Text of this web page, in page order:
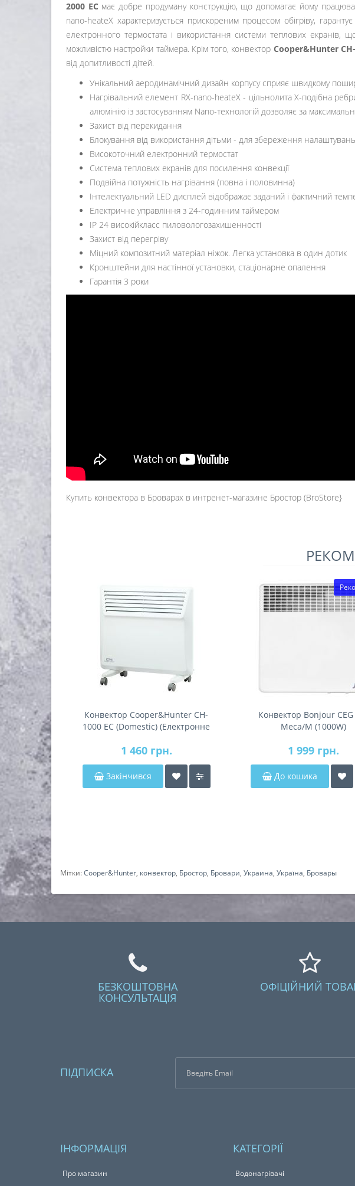
2000 EC має добре продуману конструкцію, що допомагає йому
nano-heateX характеризується прискореним процесом обігріву,
електронного термостата і використання системи теплових екранів,
можливістю настройки таймера. Крім того, конвектор Cooper&Hunter CH-
від допитливості дітей.
Унікальний аеродинамічний дизайн корпусу сприяє швидкому
Нагрівальний елемент RX-nano-heateX - цільнолита Х-подібна
алюмінію із застосуванням Nano-технологій дозволяє за
Захист від перекидання
Блокування від використання дітьми - для збереження налаштувань
Високоточний електронний термостат
Система теплових екранів для посилення конвекції
Подвійна потужність нагрівання (повна і половинна)
Інтелектуальний LED дисплей відображає заданий і фактичний
Електричне управління з 24-годинним таймером
IP 24 високійкласс пиловологозахишенності
Захист від перегріву
Міцний композитний матеріал ніжок. Легка установка в один дотик
Кронштейни для настінної установки, стаціонарне опалення
Гарантія 3 роки
Купить конвектора в Броварах в интренет-магазине Бростор (BroStore}
Конвектор Cooper&Hunter CH-
1000 EC (Domestic) (Електронне
1 460 грн.
Закінчився
Конвектор Bonjour CEG
Meca/M (1000W)
1 999 грн.
До кошика
Мітки:Cooper&Hunter, конвектор, Бростор, Бровари, Украина, Україна, Бровары
БЕЗКОШТОВНА
КОНСУЛЬТАЦІЯ
ОФІЦІЙНИЙ
ПІДПИСКА
ІНФОРМАЦІЯ
Про магазин
КАТЕГОРІЇ
Водонагрівачі